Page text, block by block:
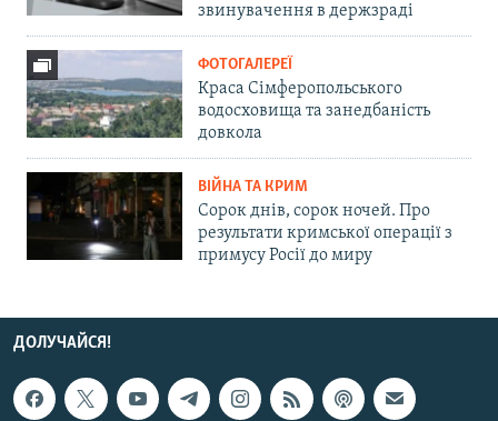
звинувачення в держзраді
ФОТОГАЛЕРЕЇ
Краса Сімферопольського
водосховища та занедбаність
довкола
ВІЙНА ТА КРИМ
Сорок днів, сорок ночей. Про
результати кримської операції з
примусу Росії до миру
ДОЛУЧАЙСЯ!